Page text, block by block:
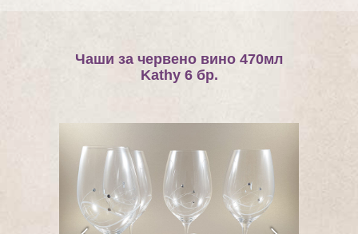
Чаши за червено вино 470мл
Kathy 6 бр.